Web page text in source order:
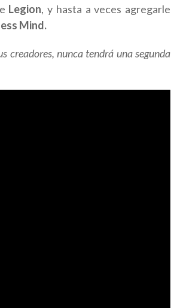
Legion, y hasta a veces agregarle
Mind.
creadores, nunca tendrá una segunda